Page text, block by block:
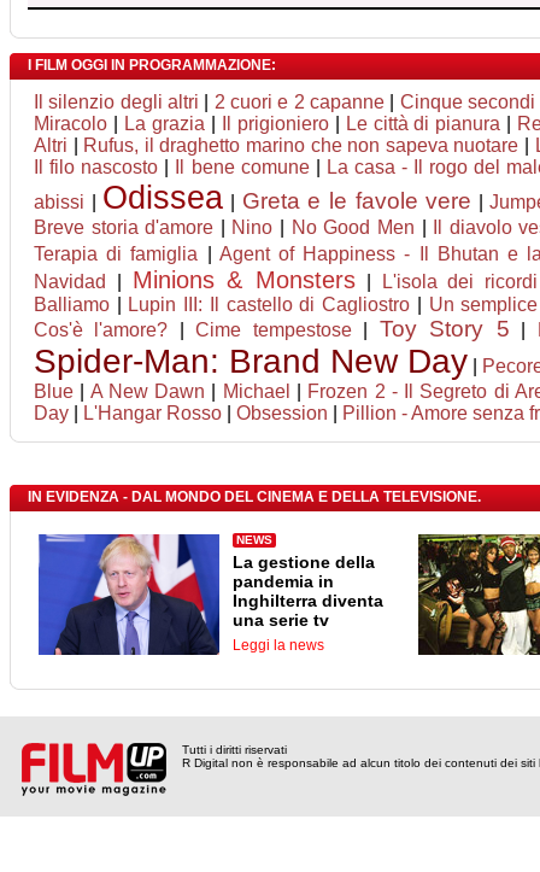
I FILM OGGI IN PROGRAMMAZIONE:
Il silenzio degli altri 2 cuori e 2 capanne| Cinque secondi
Miracolo
La grazia Il prigioniero| Le città di pianura
Altri
Rufus, il draghetto marino che non sapeva nuotare
Il filo nascosto
Il bene comune|
La casa - Il rogo del
abissi
Odissea Greta e le favole vere |
Breve storia d'amore
Nino No Good Men
Il diavolo
Terapia di famiglia
Agent of Happiness - Il Bhutan e
Navidad
Minions & Monsters
L'isola dei
Balliamo
Lupin III: Il castello di Cagliostro
Un
Cos'è l'amore? |Cime tempestose| Toy Story 5
Spider-Man: Brand New Day
Blue
A New Dawn Michael
Frozen 2 - Il Segreto di
Day
L'Hangar Rosso Obsession Pillion - Amore senza
IN EVIDENZA - DAL MONDO DEL CINEMA E DELLA TELEVISIONE.
NEWS
La gestione della
pandemia in
Inghilterra diventa
una serie tv
Leggi la news
Tutti i diritti riservati
R Digital non è responsabile ad alcun titolo dei contenuti dei siti